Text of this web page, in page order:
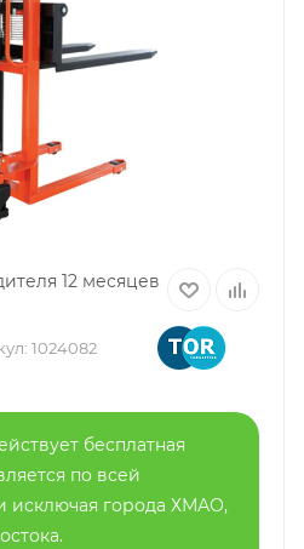
12 месяцев
1024082
бесплатная
по всей
исключая города ХМАО,